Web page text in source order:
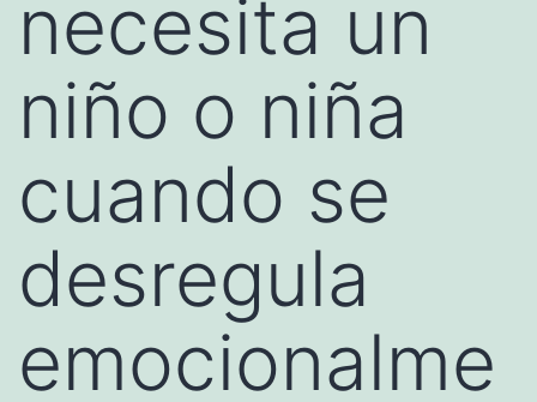
necesita un
niño o niña
cuando se
desregula
emocionalme